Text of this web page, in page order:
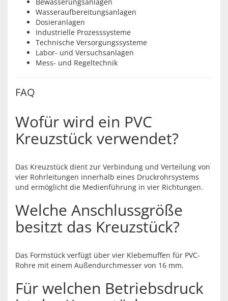
Wasseraufbereitungsanlagen
Dosieranlagen
Industrielle Prozesssysteme
Technische Versorgungssysteme
Labor- und Versuchsanlagen
Mess- und Regeltechnik
FAQ
Wofür wird ein PVC
Kreuzstück verwendet?
Das Kreuzstück dient zur Verbindung und Verteilung von
vier Rohrleitungen innerhalb eines Druckrohrsystems
und ermöglicht die Medienführung in vier Richtungen.
Welche Anschlussgröße
besitzt das Kreuzstück?
Das Formstück verfügt über vier Klebemuffen für PVC-
Rohre mit einem Außendurchmesser von 16 mm.
Für welchen Betriebsdruck